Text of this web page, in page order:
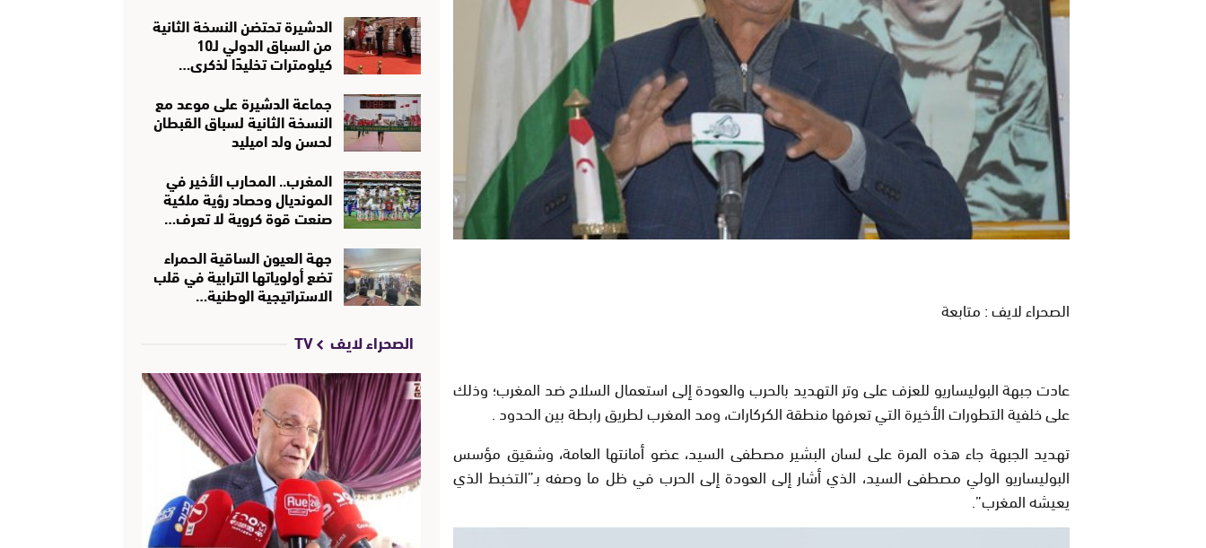
الصحراء لايف : متابعة
عادت جبهة البوليساريو للعزف على وتر التهديد بالحرب والعودة إلى استعمال السلاح ضد المغرب؛ وذلك
على خلفية التطورات الأخيرة التي تعرفها منطقة الكركارات، ومد المغرب لطريق رابطة بين الحدود .
تهديد الجبهة جاء هذه المرة على لسان البشير مصطفى السيد، عضو أمانتها العامة، وشقيق مؤسس
البوليساريو الولي مصطفى السيد، الذي أشار إلى العودة إلى الحرب في ظل ما وصفه بـ”التخبط الذي
يعيشه المغرب”.
الدشيرة تحتضن النسخة الثانية
من السباق الدولي لـ10
كيلومترات تخليدًا لذكرى…
جماعة الدشيرة على موعد مع
النسخة الثانية لسباق القبطان
لحسن ولد اميليد
المغرب.. المحارب الأخير في
المونديال وحصاد رؤية ملكية
صنعت قوة كروية لا تعرف…
جهة العيون الساقية الحمراء
تضع أولوياتها الترابية في قلب
الاستراتيجية الوطنية…
الصحراء لايف TV